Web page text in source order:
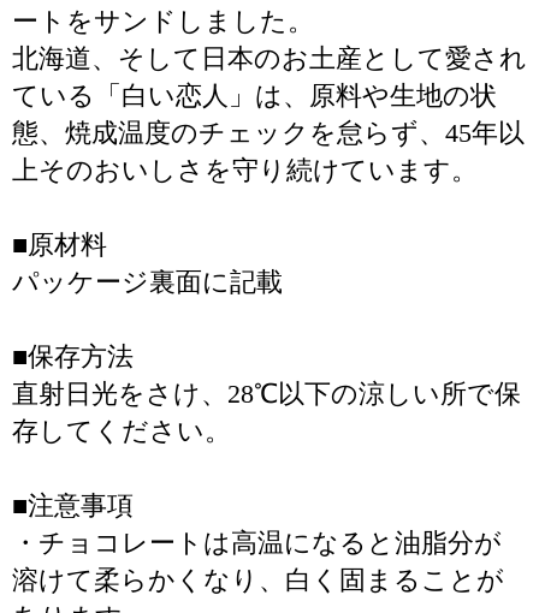
ートをサンドしました。
北海道、そして日本のお土産として愛され
ている「白い恋人」は、原料や生地の状
態、焼成温度のチェックを怠らず、45年以
上そのおいしさを守り続けています。
■原材料
パッケージ裏面に記載
■保存方法
直射日光をさけ、28℃以下の涼しい所で保
存してください。
■注意事項
・チョコレートは高温になると油脂分が
溶けて柔らかくなり、白く固まることが